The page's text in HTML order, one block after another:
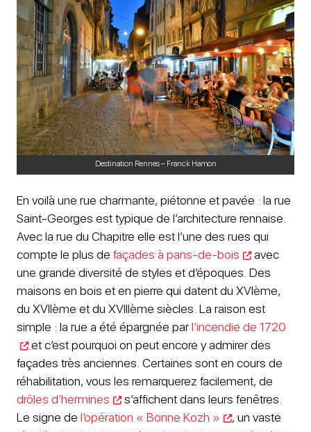
Destination Rennes – Franck Hamon
En voilà une rue charmante, piétonne et pavée : la rue
Saint-Georges est typique de l’architecture rennaise.
Avec la rue du Chapitre elle est l’une des rues qui
compte le plus de façades à pans-de-bois
avec
une grande diversité de styles et d’époques. Des
maisons en bois et en pierre qui datent du XVIème,
du XVIIème et du XVIIIème siècles. La raison est
simple : la rue a été épargnée parl’incendie de 1720
et c’est pourquoi on peut encore y admirer des
façades très anciennes. Certaines sont en cours de
réhabilitation, vous les remarquerez facilement, de
drôles d’hermines
s’affichent dans leurs fenêtres.
Le signe de l’opération « Bonne Kozh »
, un vaste